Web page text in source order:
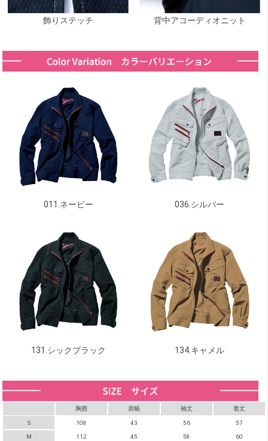
飾りステッチ 背中アコーディオニット
011.ネービー 036.シルバー
131.シックブラック 134.キャメル
胸囲 肩幅 袖丈 着丈
S 108 43 56 57
M 112 45 58 60